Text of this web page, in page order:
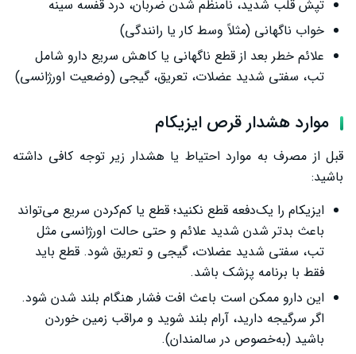
تپش قلب شدید، نامنظم شدن ضربان، درد قفسه سینه
خواب ناگهانی (مثلاً وسط کار یا رانندگی)
علائم خطر بعد از قطع ناگهانی یا کاهش سریع دارو شامل
تب، سفتی شدید عضلات، تعریق، گیجی (وضعیت اورژانسی)
موارد هشدار قرص ایزیکام
قبل از مصرف به موارد احتیاط یا هشدار زیر توجه کافی داشته
باشید:
ایزیکام را یک‌دفعه قطع نکنید؛ قطع یا کم‌کردن سریع می‌تواند
باعث بدتر شدن شدید علائم و حتی حالت اورژانسی مثل
تب، سفتی شدید عضلات، گیجی و تعریق شود. قطع باید
فقط با برنامه پزشک باشد.
این دارو ممکن است باعث افت فشار هنگام بلند شدن شود.
اگر سرگیجه دارید، آرام بلند شوید و مراقب زمین خوردن
باشید (به‌خصوص در سالمندان).